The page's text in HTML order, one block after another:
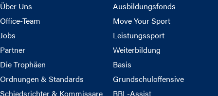
Über Uns
Office-Team
Jobs
Partner
Die Trophäen
Ordnungen & Standards
Schiedsrichter & Kommissare
Ausbildungsfonds
Move Your Sport
Leistungssport
Weiterbildung
Basis
Grundschuloffensive
BBL-Assist